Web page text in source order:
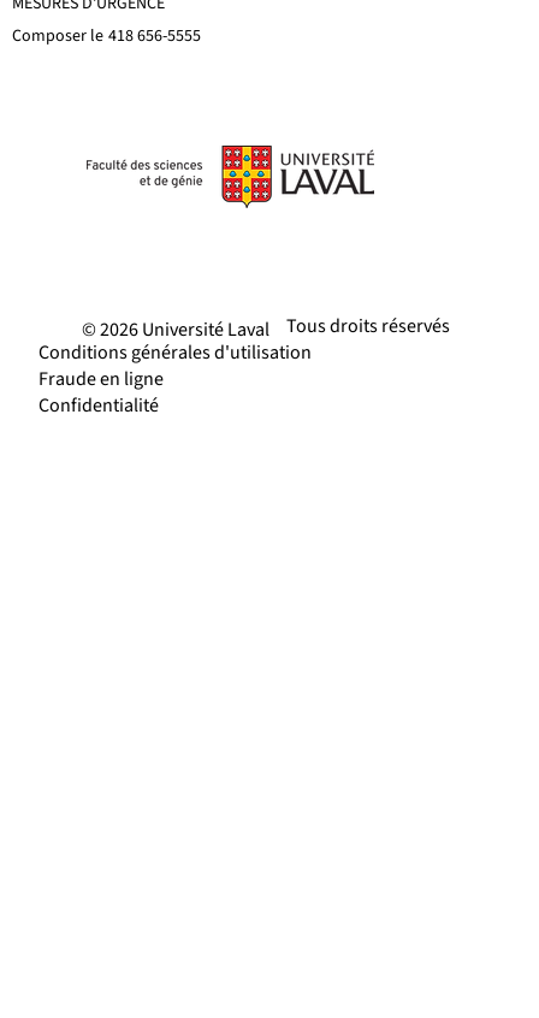
Composer le 418 656-5555
Tous droits réservés
© 2026 Université Laval
Conditions générales d'utilisation
Fraude en ligne
Confidentialité